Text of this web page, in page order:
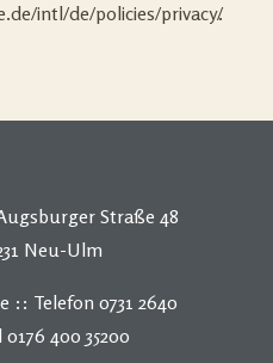
intl/de/policies/privacy/.
Straße 48
Neu-Ulm
:: Telefon 0731 2640
400 35200